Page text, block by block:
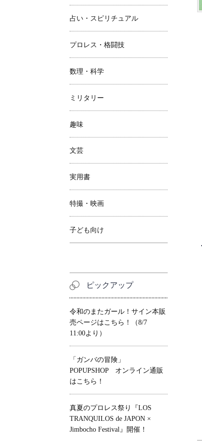
占い・スピリチュアル
プロレス・格闘技
数理・科学
ミリタリー
趣味
文芸
実用書
特撮・映画
子ども向け
ピックアップ
令和のまたガール！サイン本販
売ページはこちら！（8/7
11:00より）
「ガンバの冒険」
POPUPSHOP オンライン通販
はこちら！
真夏のプロレス祭り『LOS
TRANQUILOS de JAPON ×
Jimbocho Festival』開催！